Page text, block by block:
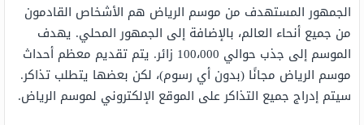
الجمهور المستهدف من موسم الرياض هم الأشخاص القادمون
من جميع أنحاء العالم، بالإضافة إلى الجمهور المحلي. يهدف
الموسم إلى جذب حوالي 100،000 زائر. يتم تقديم معظم أحداث
موسم الرياض مجانًا (بدون أي رسوم)، لكن بعضها يتطلب تذاكر.
سيتم إدراج جميع التذاكر على الموقع الإلكتروني لموسم الرياض.